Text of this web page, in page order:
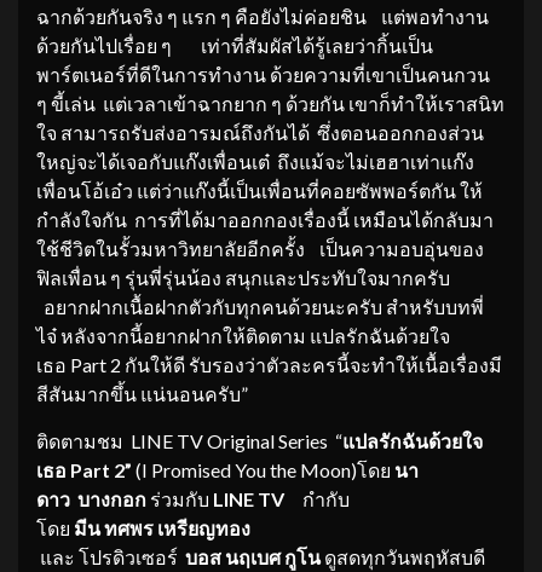
ฉากด้วยกันจริง ๆ แรก ๆ คือยังไม่ค่อยชิน แต่พอทำงาน
ด้วยกันไปเรื่อย ๆ เท่าที่สัมผัสได้รู้เลยว่ากิ้นเป็น
พาร์ตเนอร์ที่ดีในการทำงาน ด้วยความที่เขาเป็นคนกวน
ๆ ขี้เล่น แต่เวลาเข้าฉากยาก ๆ ด้วยกัน เขาก็ทำให้เราสนิท
ใจ สามารถรับส่งอารมณ์ถึงกันได้ ซึ่งตอนออกกองส่วน
ใหญ่จะได้เจอกับแก๊งเพื่อนเต๋ ถึงแม้จะไม่เฮฮาเท่าแก๊ง
เพื่อนโอ้เอ๋ว แต่ว่าแก๊งนี้เป็นเพื่อนที่คอยซัพพอร์ตกัน ให้
กำลังใจกัน การที่ได้มาออกกองเรื่องนี้ เหมือนได้กลับมา
ใช้ชีวิตในรั้วมหาวิทยาลัยอีกครั้ง เป็นความอบอุ่นของ
ฟิลเพื่อน ๆ รุ่นพี่รุ่นน้อง สนุกและประทับใจมากครับ
อยากฝากเนื้อฝากตัวกับทุกคนด้วยนะครับ สำหรับบทพี่
ไจ๋ หลังจากนี้อยากฝากให้ติดตาม แปลรักฉันด้วยใจ
เธอ Part 2 กันให้ดี รับรองว่าตัวละครนี้จะทำให้เนื้อเรื่องมี
สีสันมากขึ้น แน่นอนครับ”
ติดตามชม LINE TV Original Series “แปลรักฉันด้วยใจ
เธอ Part 2” (I Promised You the Moon)โดย นา
ดาว บางกอก ร่วมกับ LINE TVกำกับ
โดย มีนทศพร เหรียญทอง
และ โปรดิวเซอร์ บอส นฤเบศกูโนดูสดทุกวันพฤหัสบดี